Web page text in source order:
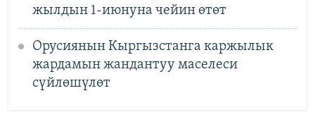
жылдын 1-июнуна чейин өтөт
Орусиянын Кыргызстанга каржылык
жардамын жандантуу маселеси
сүйлөшүлөт